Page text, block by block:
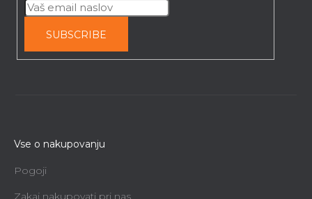
SUBSCRIBE
Vse o nakupovanju
Pogoji
Zakaj nakupovati pri nas